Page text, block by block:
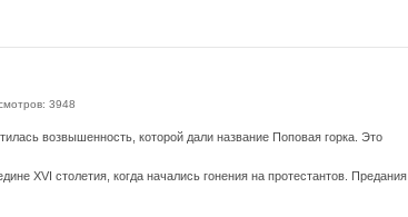
ласковое слово.
3948
возвышенность, которой дали название Поповая горка. Это
XVI столетия, когда нача­лись гонения на протестантов. Предания